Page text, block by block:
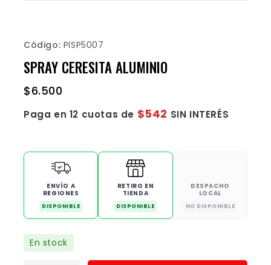
Código: PISP5007
SPRAY CERESITA ALUMINIO
$6.500
Paga en 12 cuotas de $542 SIN INTERÉS
ENVÍO A
REGIONES
DISPONIBLE
RETIRO EN
TIENDA
DISPONIBLE
DESPACHO
LOCAL
NO DISPONIBLE
En stock